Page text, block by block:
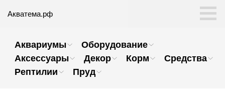
Акватема.рф
Аквариумы
Оборудование
Аксессуары
Декор Корм
Средства
Рептилии
Пруд